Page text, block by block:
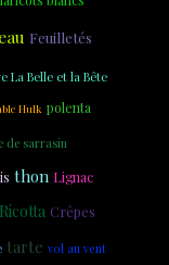
Feuilletés
La Belle et la Bête
Hulk polenta
de sarrasin
thon Lignac
Ricotta Crêpes
tarte vol au vent